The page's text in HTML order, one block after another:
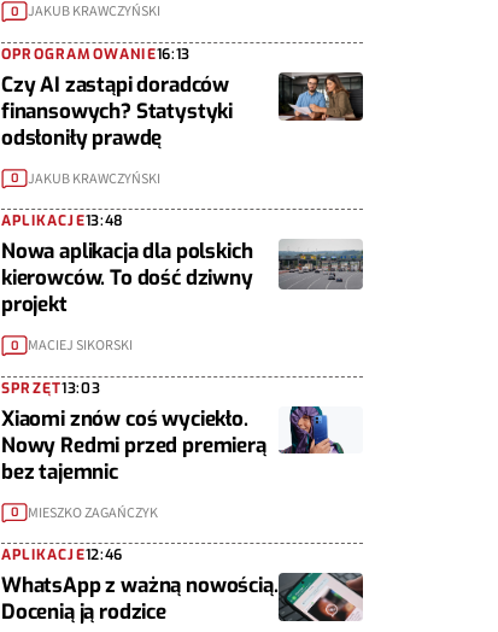
0 JAKUB KRAWCZYŃSKI
OPROGRAMOWANIE16:13
Czy AI zastąpi doradców
finansowych? Statystyki
odsłoniły prawdę
0 JAKUB KRAWCZYŃSKI
APLIKACJE13:48
Nowa aplikacja dla polskich
kierowców. To dość dziwny
projekt
0 MACIEJ SIKORSKI
SPRZĘT13:03
Xiaomi znów coś wyciekło.
Nowy Redmi przed premierą
bez tajemnic
0 MIESZKO ZAGAŃCZYK
APLIKACJE12:46
WhatsApp z ważną nowością.
Docenią ją rodzice